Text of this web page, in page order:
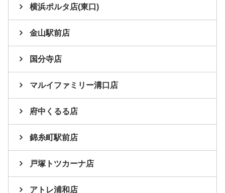
横浜ポルタ店(東口)
金山駅前店
国分寺店
マルイファミリー溝口店
府中くるる店
錦糸町駅前店
戸塚トツカーナ店
アトレ浦和店